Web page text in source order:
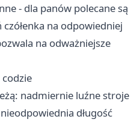
- dla panów polecane są
na odpowiedniej
na odważniejsze
codzie
nadmiernie luźne stroje
długość